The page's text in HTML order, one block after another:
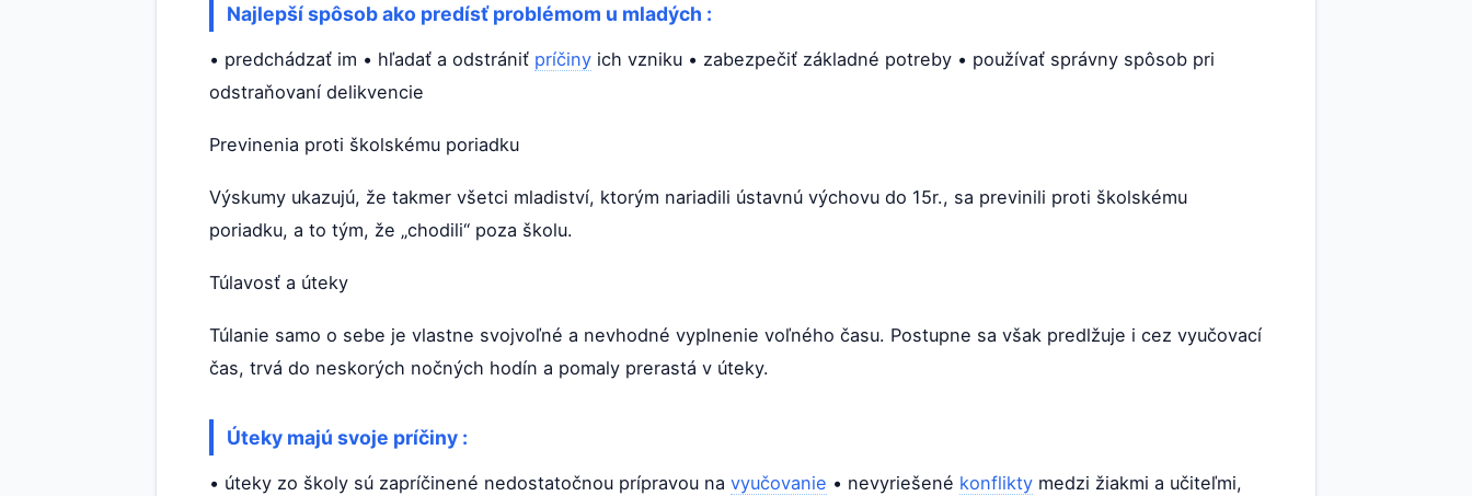
Najlepší spôsob ako predísť problémom u mladých :
• predchádzať im • hľadať a odstrániť príčiny ich vzniku • zabezpečiť základné potreby • používať správny spôsob pri
odstraňovaní delikvencie
Previnenia proti školskému poriadku
Výskumy ukazujú, že takmer všetci mladiství, ktorým nariadili ústavnú výchovu do 15r., sa previnili proti školskému
poriadku, a to tým, že „chodili“ poza školu.
Túlavosť a úteky
Túlanie samo o sebe je vlastne svojvoľné a nevhodné vyplnenie voľného času. Postupne sa však predlžuje i cez vyučovací
čas, trvá do neskorých nočných hodín a pomaly prerastá v úteky.
Úteky majú svoje príčiny :
• úteky zo školy sú zapríčinené nedostatočnou prípravou na vyučovanie • nevyriešené konflikty medzi žiakmi a učiteľmi,